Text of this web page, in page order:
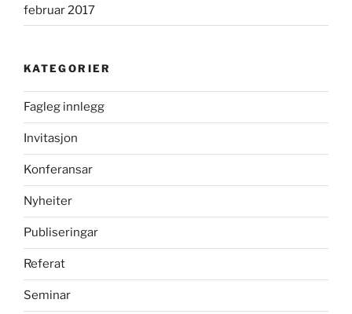
februar 2017
KATEGORIER
Fagleg innlegg
Invitasjon
Konferansar
Nyheiter
Publiseringar
Referat
Seminar